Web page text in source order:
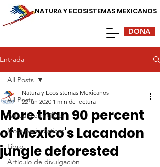
NATURA Y ECOSISTEMAS MEXICANOS
DONA
Entrada
All Posts
Artículo científico
Nota periodísticas
Libro
Artículo de divulgación
All Posts
More than 90 percent
of Mexico's Lacandon
jungle deforested
Natura y Ecosistemas Mexicanos
22 jun 2020 1 min de lectura